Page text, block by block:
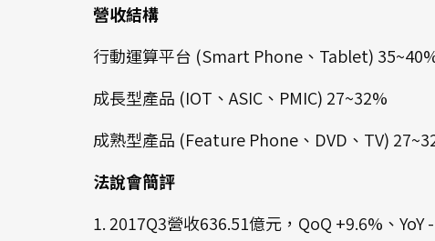
營收結構
行動運算平台 (Smart Phone、Tablet)
成長型產品 (IOT、ASIC、PMIC) 27~32%
成熟型產品 (Feature Phone、DVD、TV)
法說會簡評
1. 2017Q3營收636.51億元，QoQ +9.6%、